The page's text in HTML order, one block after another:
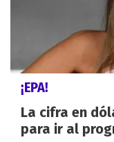
¡EPA!
La cifra en
para ir al